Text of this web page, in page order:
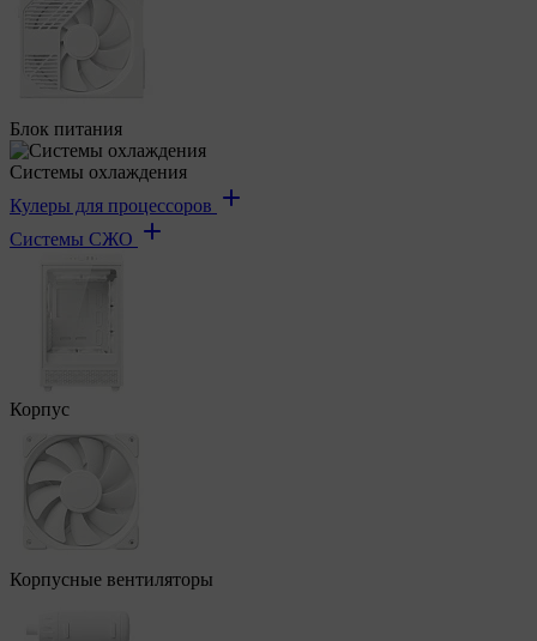
Блок питания
Системы охлаждения
Кулеры для процессоров
Системы СЖО
Корпус
Корпусные вентиляторы